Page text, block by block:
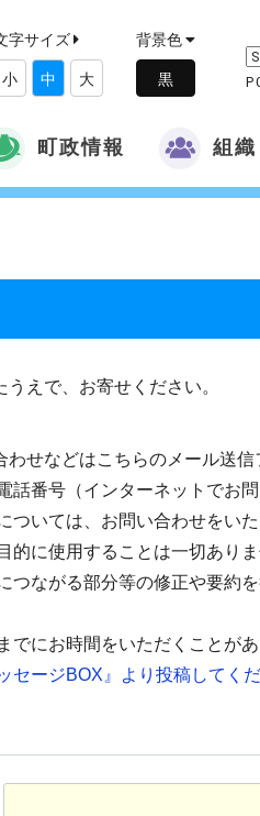
字サイズ
小 中 大
背景色
町政情報 組織
えで、お寄せください。
せなどはこちらのメール送信
番号（インターネットでお
いては、お問い合わせをい
に使用することは一切ありま
つながる部分等の修正や要約
にお時間をいただくことが
ージBOX』より投稿してくだ